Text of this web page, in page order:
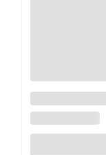
Luneta
Optics Taurus